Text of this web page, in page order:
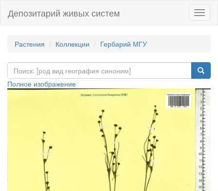
Депозитарий живых систем
Растения Коллекции Гербарий МГУ
Полное изображение